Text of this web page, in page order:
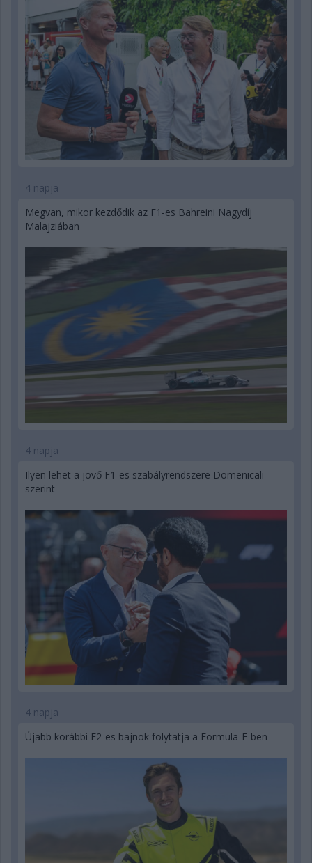
4 napja
Megvan, mikor kezdődik az F1-es Bahreini Nagydíj
Malajziában
4 napja
Ilyen lehet a jövő F1-es szabályrendszere Domenicali
szerint
4 napja
Újabb korábbi F2-es bajnok folytatja a Formula-E-ben